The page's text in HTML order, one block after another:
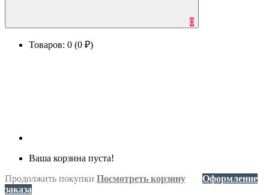
0
Товаров: 0 (0 ₽)
Ваша корзина пуста!
Продолжить покупки Посмотреть корзину
Оформление
заказа